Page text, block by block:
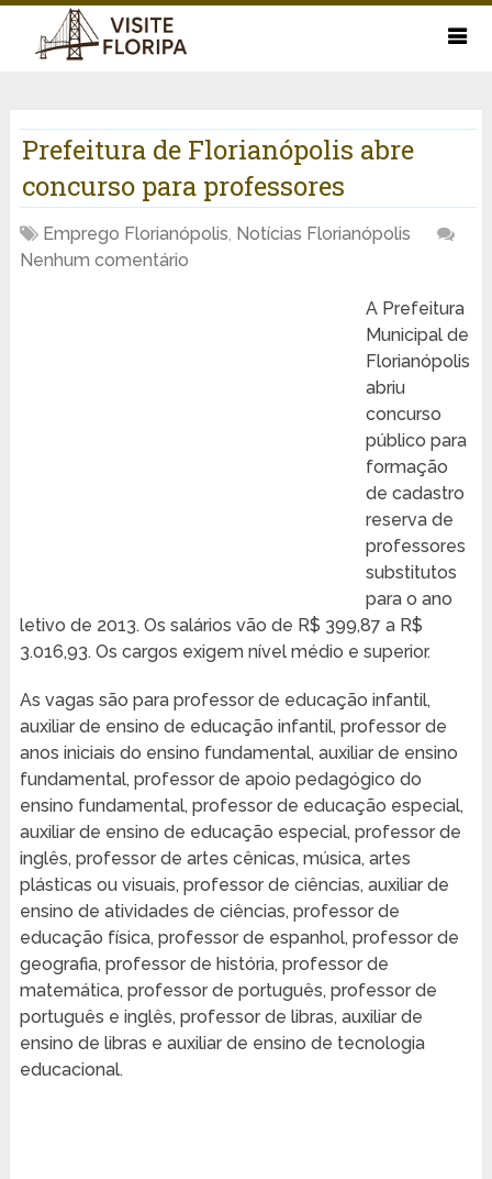
Prefeitura de Florianópolis abre
concurso para professores
Emprego Florianópolis, Notícias Florianópolis
Nenhum comentário
A Prefeitura
Municipal de
Florianópolis
abriu
concurso
público para
formação
de cadastro
reserva de
professores
substitutos
para o ano
letivo de 2013. Os salários vão de R$ 399,87 a R$
3.016,93. Os cargos exigem nível médio e superior.
As vagas são para professor de educação infantil,
auxiliar de ensino de educação infantil, professor de
anos iniciais do ensino fundamental, auxiliar de ensino
fundamental, professor de apoio pedagógico do
ensino fundamental, professor de educação especial,
auxiliar de ensino de educação especial, professor de
inglês, professor de artes cênicas, música, artes
plásticas ou visuais, professor de ciências, auxiliar de
ensino de atividades de ciências, professor de
educação física, professor de espanhol, professor de
geografia, professor de história, professor de
matemática, professor de português, professor de
português e inglês, professor de libras, auxiliar de
ensino de libras e auxiliar de ensino de tecnologia
educacional.